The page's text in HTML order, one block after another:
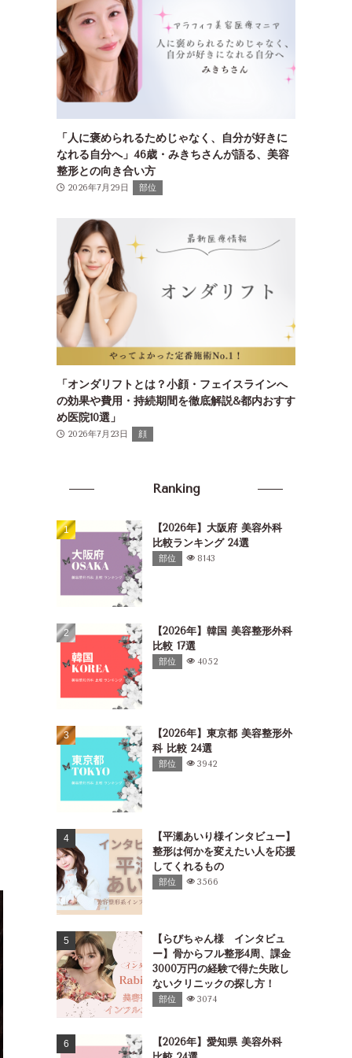
「人に褒められるためじゃなく、自分が好きに
なれる自分へ」46歳・みきちさんが語る、美容
整形との向き合い方
2026年7月29日 部位
「オンダリフトとは？小顔・フェイスラインへ
の効果や費用・持続期間を徹底解説&都内おすす
め医院10選」
2026年7月23日 顔
Ranking
【2026年】大阪府 美容外科
比較ランキング 24選
部位 8143
【2026年】韓国 美容整形外科
比較 17選
部位 4052
【2026年】東京都 美容整形外
科 比較 24選
部位 3942
【平瀬あいり様インタビュー】
整形は何かを変えたい人を応援
してくれるもの
部位 3566
【らびちゃん様 インタビュ
ー】骨からフル整形4周、課金
3000万円の経験で得た失敗し
ないクリニックの探し方！
部位 3074
【2026年】愛知県 美容外科